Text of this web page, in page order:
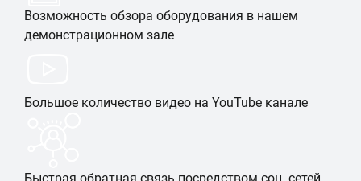
Возможность обзора оборудования в нашем
демонстрационном зале
Большое количество видео на YouTube канале